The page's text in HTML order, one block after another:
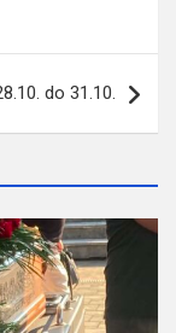
do 31.10.